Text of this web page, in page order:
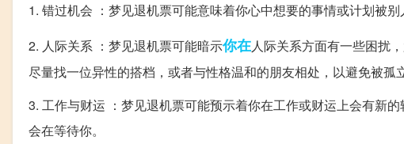
1. 错过机会 ：梦见退机票可能意味着你心中想要的事情或计划被
2. 人际关系 ：梦见退机票可能暗示你在人际关系方面有一些困扰
尽量找一位异性的搭档，或者与性格温和的朋友相处，以避免被孤立
3. 工作与财运 ：梦见退机票可能预示着你在工作或财运上会有新
会在等待你。